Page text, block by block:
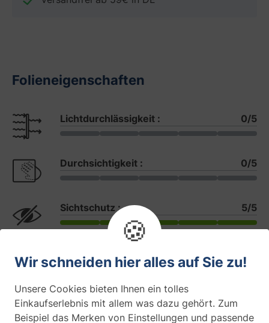
Folieneigenschaften
Lichtdurchlässigkeit : 0/5
Durchsichtigkeit : 0/5
Sichtschutz : 5/5
Tag u. Nacht
Hält Hitze draußen :
🍪
Wir schneiden hier alles auf Sie zu!
Unsere Cookies bieten Ihnen ein tolles
Einkaufserlebnis mit allem was dazu gehört. Zum
Beispiel das Merken von Einstellungen und passende